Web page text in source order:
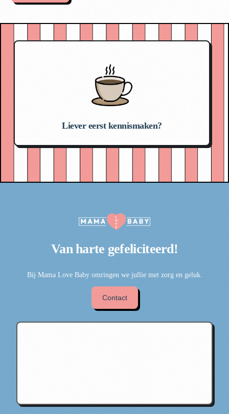
Liever eerst kennismaken?
Van harte gefeliciteerd!
Bij Mama Love Baby omringen we jullie met zorg en geluk.
Contact